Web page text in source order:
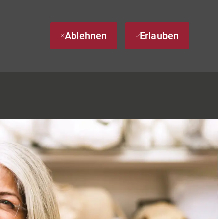
Ablehnen Erlauben